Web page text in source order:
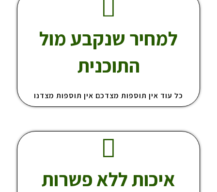
למחיר שנקבע מול
התוכנית
כל עוד אין תוספות מצדכם אין תוספות מצדנו
איכות ללא פשרות